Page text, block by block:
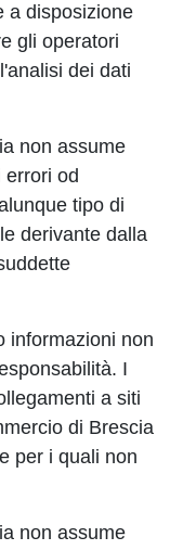
a disposizione
gli operatori
dei dati
non assume
od
tipo di
derivante dalla
informazioni non
I
a siti
di Brescia
per i quali non
non assume